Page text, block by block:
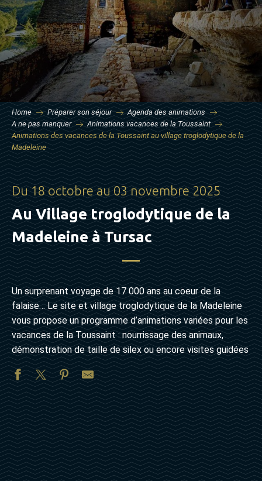
Home Préparer son séjour
Agenda des animations
A ne pas manquer
Animations vacances de la Toussaint
Animations des vacances de la Toussaint au village troglodytique de la
Madeleine
Du 18 octobre au 03 novembre 2025
Au Village troglodytique de la
Madeleine à Tursac
Un surprenant voyage de 17 000 ans au coeur de la
falaise… Le site et village troglodytique de la Madeleine
vous propose un programme d’animations variées pour les
vacances de la Toussaint : nourrissage des animaux,
démonstration de taille de silex ou encore visites guidées